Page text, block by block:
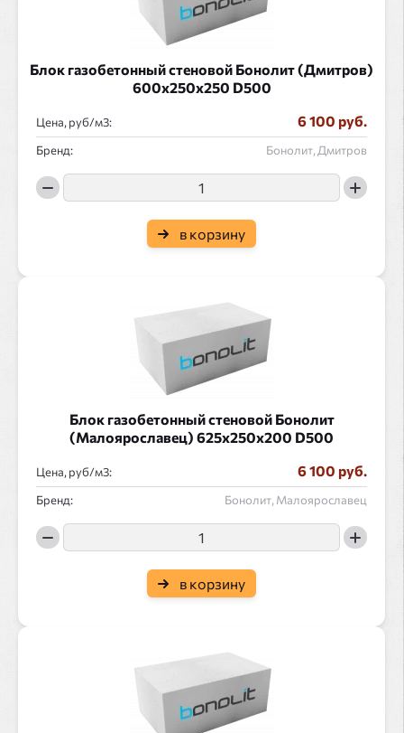
Блок газобетонный стеновой Бонолит (Дмитров)
600x250x250 D500
Цена, руб/ : 6 100 руб.
Бренд: Бонолит, Дмитров
в корзину
Блок газобетонный стеновой Бонолит
(Малоярославец) 625x250x200 D500
Цена, руб/ : 6 100 руб.
Бренд: Бонолит, Малоярославец
в корзину